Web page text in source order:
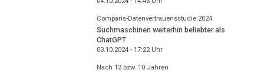
Comparis-Datenvertrauensstudie 2024
Suchmaschinen weiterhin beliebter als
ChatGPT
03.10.2024 - 17:22Uhr
Nach 12 bzw. 10 Jahren